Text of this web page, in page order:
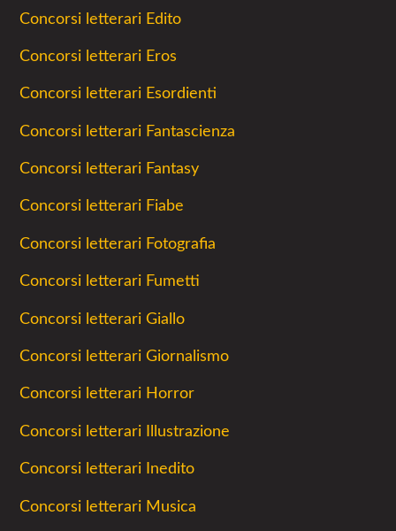
Concorsi letterari Edito
Concorsi letterari Eros
Concorsi letterari Esordienti
Concorsi letterari Fantascienza
Concorsi letterari Fantasy
Concorsi letterari Fiabe
Concorsi letterari Fotografia
Concorsi letterari Fumetti
Concorsi letterari Giallo
Concorsi letterari Giornalismo
Concorsi letterari Horror
Concorsi letterari Illustrazione
Concorsi letterari Inedito
Concorsi letterari Musica